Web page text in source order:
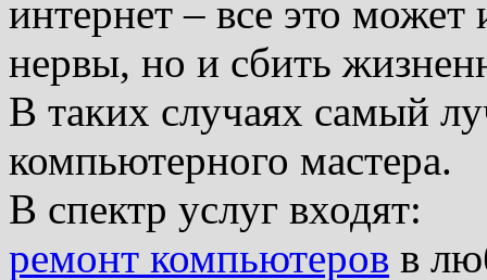
интернет – все это может
нервы, но и сбить
В таких случаях самый
компьютерного мастера.
В спектр услуг входят:
ремонт компьютеров в